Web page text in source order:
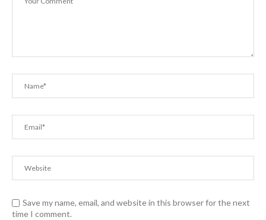
Save my name, email, and website in this browser for the next
time I comment.